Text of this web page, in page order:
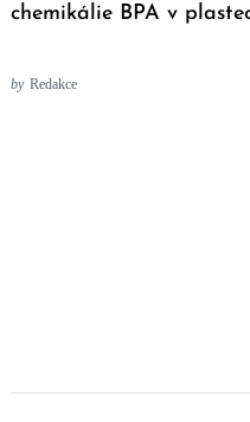
chemikálie BPA v
by Redakce